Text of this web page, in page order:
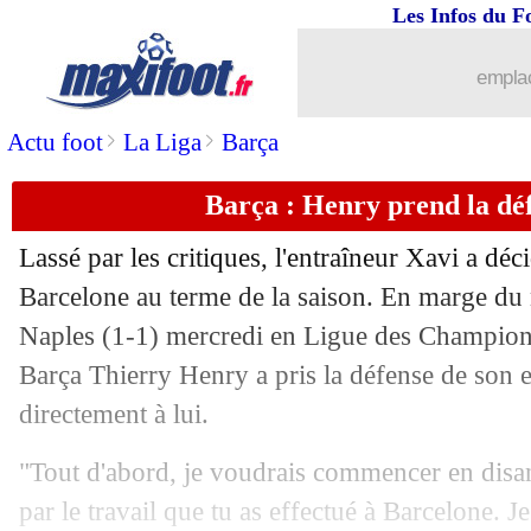
Actu foot> La Liga> Barça
Les Infos du
Barça : Henry prend la
Lassé par les critiques, l'entraîneur Xavi a
Barcelone au terme de la saison. En marge
Naples (1-1) mercredi en Ligue des
Barça Thierry Henry a pris la défense de son
directement à lui.
"Tout d'abord, je voudrais commencer en
par le travail que tu as effectué à Barcelone.
Celtic: Hart va prendre sa retraite
22/02 Real: Helguera valide Tchouaméni
: Messi encore payé par les
22/02 Divers: Neymar a aidé Alves pour
22/02 OM: Roche croit à la méthode Gasset
22/02 Allemagne : Kroos sort de sa retraite !
22/02 Porto: Conceição recadre Arteta !
Leverkusen : Liverpool a aussi